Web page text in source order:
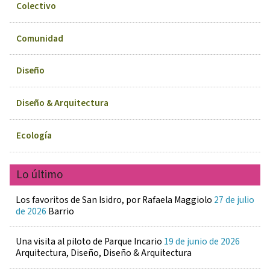
Colectivo
Comunidad
Diseño
Diseño & Arquitectura
Ecología
Lo último
Los favoritos de San Isidro, por Rafaela Maggiolo 27 de julio
de 2026 Barrio
Una visita al piloto de Parque Incario 19 de junio de 2026
Arquitectura, Diseño, Diseño & Arquitectura